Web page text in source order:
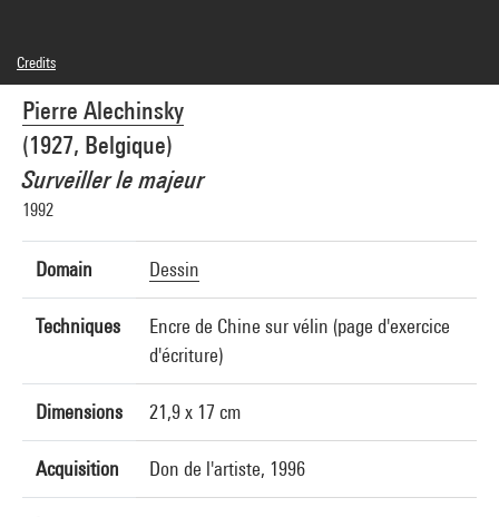
Pierre Alechinsky
(1927, Belgique)
Surveiller le majeur
1992
Domain Dessin
Techniques
Encre de Chine sur vélin (page d'exercice
d'écriture)
Dimensions 21,9 x 17 cm
Acquisition Don de l'artiste, 1996
Credits
© Adagp, Paris
Photo credits : Centre Pompidou, MNAM-CCI/Philippe Migeat/Dist. GrandPalaisRmn
Image reference : 4R11838 [1996 CX 0334]
Image presentation :GrandPalaisRmnPhoto